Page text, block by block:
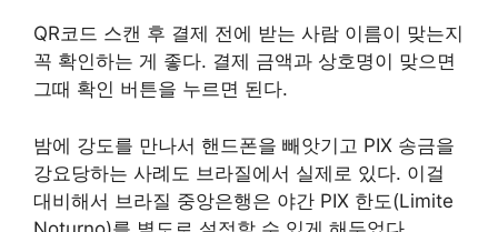
QR코드 스캔 후 결제 전에 받는 사람 이름이 맞는지
꼭 확인하는 게 좋다. 결제 금액과 상호명이 맞으면
그때 확인 버튼을 누르면 된다.
밤에 강도를 만나서 핸드폰을 빼앗기고 PIX 송금을
강요당하는 사례도 브라질에서 실제로 있다. 이걸
대비해서 브라질 중앙은행은 야간 PIX 한도(Limite